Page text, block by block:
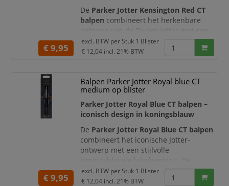
De Parker Jotter Kensington Red CT
balpen combineert het herkenbare
ontwerp van de Parker Jotter met een
rijke rode afwerking en hoogglanzende
chroomkleurige details. De
karakteristieke pijlvormige clip geven
deze balpen een tijdloze en
professionele uitstraling.
De meegeleverde blauwe Parker
Quinkflow-
€ 9,95
excl. BTW per Stuk 1 Blister
€ 12,04 incl. 21% BTW
Balpen Parker Jotter Royal blue CT
medium op blister
Parker Jotter Royal Blue CT balpen –
iconisch design in koningsblauw
De Parker Jotter Royal Blue CT balpen
combineert het iconische Jotter-
ontwerp met een stijlvolle
koningsblauwe lakafwerking. De
gestroomlijnde roestvrijstalen
behuizing, geborstelde metalen dop en
€ 9,95
excl. BTW per Stuk 1 Blister
€ 12,04 incl. 21% BTW